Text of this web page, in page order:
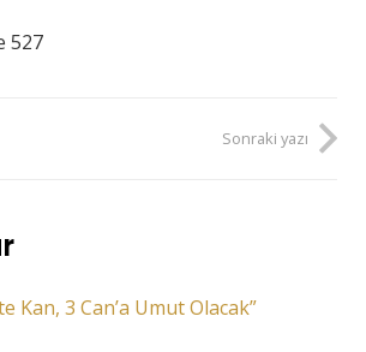
527
Sonraki yazı
Kan, 3 Can’a Umut Olacak”